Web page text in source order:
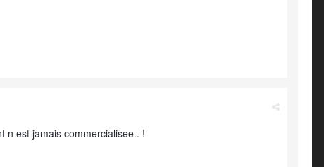
n est jamais commercialisee.. !